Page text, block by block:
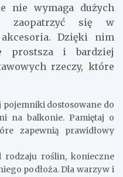
nie wymaga dużych
zaopatrzyć się w
Dzięki nim
prostsza i bardziej
rzeczy, które
pojemniki dostosowane do
na balkonie. Pamiętaj o
zapewnią prawidłowy
rodzaju roślin, konieczne
podłoża. Dla warzyw i